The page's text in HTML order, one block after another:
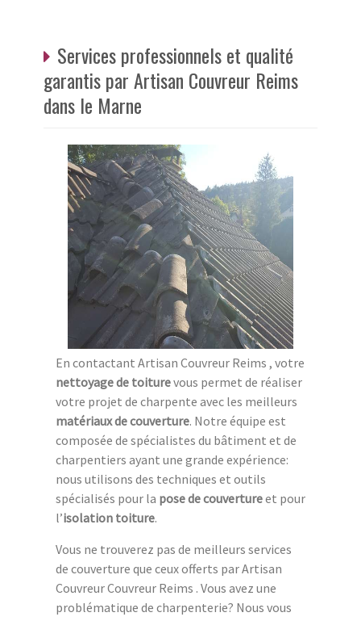
Services professionnels et qualité
garantis par Artisan Couvreur Reims
dans le Marne
En contactant Artisan Couvreur Reims , votre
nettoyage de toiturevous permet de réaliser
votre projet de charpente avec les meilleurs
matériaux de couverture. Notre équipe est
composée de spécialistes du bâtiment et de
charpentiers ayant une grande expérience:
nous utilisons des techniques et outils
spécialisés pour la pose de couvertureet pour
l’isolation toiture.
Vous ne trouverez pas de meilleurs services
de couverture que ceux offerts par Artisan
Couvreur Couvreur Reims . Vous avez une
problématique de charpenterie? Nous vous